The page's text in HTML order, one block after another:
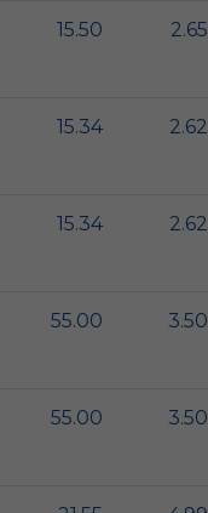
15.50 2.65
15.34 2.62
15.34 2.62
55.00 3.50
55.00 3.50